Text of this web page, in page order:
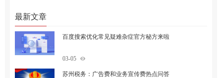
最新文章
百度搜索优化常见疑难杂症官方秘方来啦
03-05
苏州税务：广告费和业务宣传费热点问答